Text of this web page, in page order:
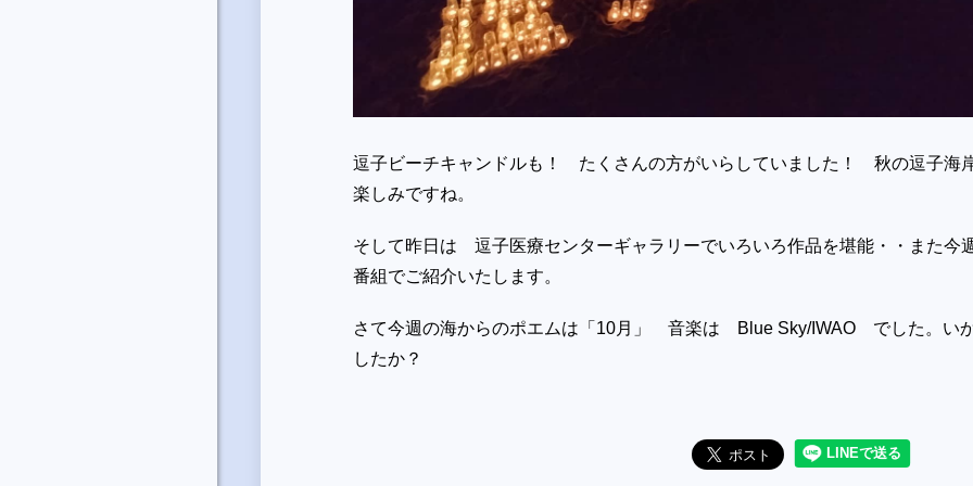
逗子ビーチキャンドルも！ たくさんの方がいらしていました！ 秋の逗子海
楽しみですね。
そして昨日は 逗子医療センターギャラリーでいろいろ作品を堪能・・また今
番組でご紹介いたします。
さて今週の海からのポエムは「10月」 音楽は Blue Sky/IWAO でした。い
したか？